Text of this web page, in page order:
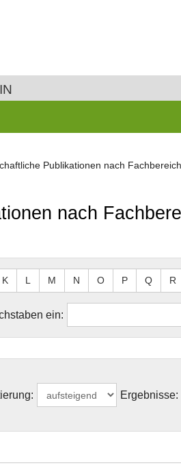
Publikationen nach
nach
K L M N O P Q R
ein:
Ergebnisse: